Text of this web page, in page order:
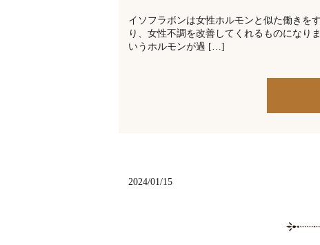
イソフラボンは女性ホルモンと似た働きを
り、女性不調を改善してくれるものになり
いうホルモンが過 […]
2024/01/15